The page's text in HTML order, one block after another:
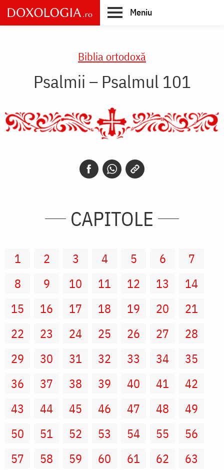
Skip
to
main
Meniu
Biblia ortodoxă
Psalmii – Psalmul 101
CAPITOLE
1 2 3 4 5 6
7
8
9 10 11 12 13
14
15
16 17 18 19 20
21
22
23 24 25 26 27
28
29
30 31 32 33 34
35
36
37 38 39 40 41
42
43
44 45 46 47 48
49
50
51 52 53 54 55
56
57
58 59 60 61 62
63